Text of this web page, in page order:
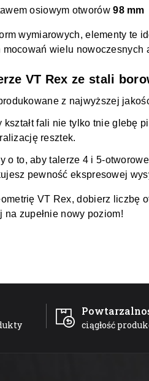
osiowym otworów98 mm
wymiarowych, elementy te
wielu nowoczesnych
VT Rex ze stali
z najwyższej
kształt fali nie tylko tnie glebę
resztek.
o to, aby talerze 4 i 5-
pewność ekspresowej
VT Rex, dobierz liczbę
zupełnie nowy poziom!
ciągłość